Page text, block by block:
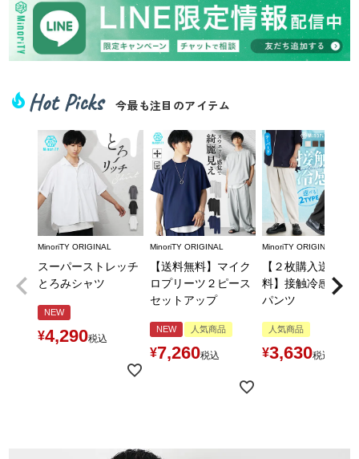
local_fire_department Hot Picks 今最も注目のアイテム
MinoriTY ORIGINAL
スーパーストレッチ
とろみシャツ
NEW
¥4,290税込
MinoriTY ORIGINAL
【送料無料】マイク
ロプリーツ２ピース
セットアップ
NEW 人気商品
¥7,260税込
MinoriTY ORIGINAL
【２枚購入送料無
料】接触冷感とろ
パンツ
人気商品
¥3,630税込